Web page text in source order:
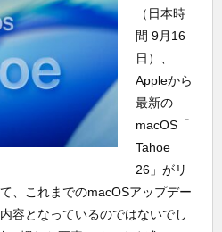
（日本時
間 9月16
日）、
Appleから
最新の
macOS「
Tahoe
26」がリ
、これまでのmacOSアップデー
容となっているのではないでし